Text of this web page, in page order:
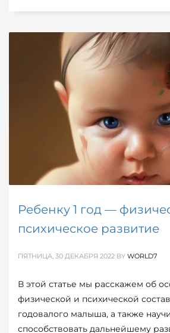
Ребенку 1 год —
психическое развитие
ПЯТНИЦА, 30 ДЕКАБРЯ 2022 BY WORLD7
В этой статье мы расскажем об
физической и психической
годовалого малыша, а также
способствовать дальнейшему